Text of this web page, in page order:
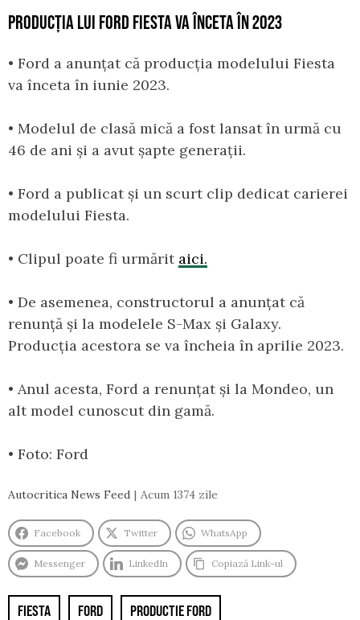
PRODUCȚIA LUI FORD FIESTA VA ÎNCETA ÎN 2023
• Ford a anunțat că producția modelului Fiesta
va înceta în iunie 2023.
• Modelul de clasă mică a fost lansat în urmă cu
46 de ani și a avut șapte generații.
• Ford a publicat și un scurt clip dedicat carierei
modelului Fiesta.
• Clipul poate fi urmărit aici.
• De asemenea, constructorul a anunțat că
renunță și la modelele S-Max și Galaxy.
Producția acestora se va încheia în aprilie 2023.
• Anul acesta, Ford a renunțat și la Mondeo, un
alt model cunoscut din gamă.
• Foto: Ford
Autocritica News Feed Acum 1374 zile
Facebook Twitter WhatsApp
Messenger LinkedIn Copiază Link-ul
FIESTA FORD PRODUCTIE FORD